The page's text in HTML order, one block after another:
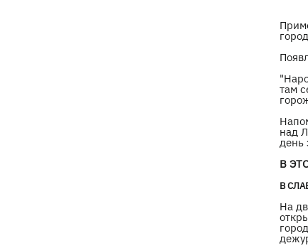
там
над
день
В
В
На